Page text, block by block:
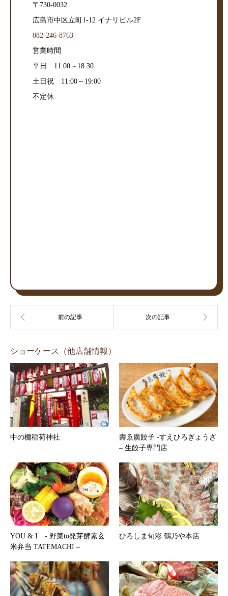
〒730-0032
広島市中区立町1-12 イナリビル2F
082-246-8763
営業時間
平日 11:00～18:30
土日祝 11:00～19:00
不定休
ショーケース（他店舗情報）
中の棚稲荷神社
壽ゑ廣餃子 -すえひろぎょうざ
– 生餃子専門店
YOU & I - 野菜to発芽酵素玄
米弁当 TATEMACHI –
ひろしま旬彩 鶴乃や本店